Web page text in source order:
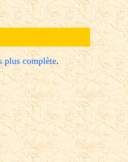
plus complète.